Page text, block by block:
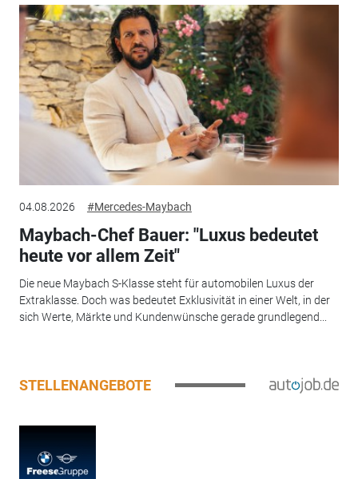
04.08.2026 #Mercedes-Maybach
Maybach-Chef Bauer: "Luxus bedeutet
heute vor allem Zeit"
Die neue Maybach S-Klasse steht für automobilen Luxus der
Extraklasse. Doch was bedeutet Exklusivität in einer Welt, in der
sich Werte, Märkte und Kundenwünsche gerade grundlegend...
STELLENANGEBOTE